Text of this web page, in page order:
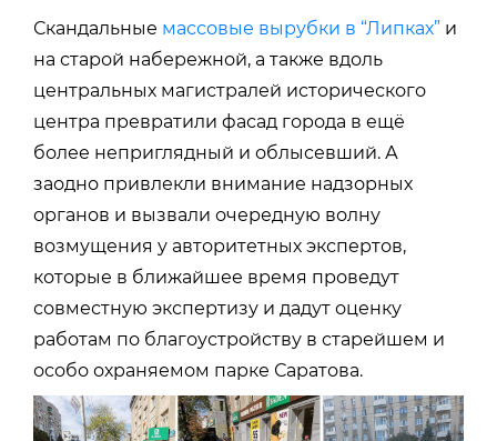
Скандальные массовые вырубки в “Липках” и
на старой набережной, а также вдоль
центральных магистралей исторического
центра превратили фасад города в ещё
более неприглядный и облысевший. А
заодно привлекли внимание надзорных
органов и вызвали очередную волну
возмущения у авторитетных экспертов,
которые в ближайшее время проведут
совместную экспертизу и дадут оценку
работам по благоустройству в старейшем и
особо охраняемом парке Саратова.